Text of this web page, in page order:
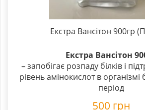
Екстра Вансітон 900гр
Екстра Вансітон
– запобігає розпаду білків і
рівень амінокислот в
період
500 грн